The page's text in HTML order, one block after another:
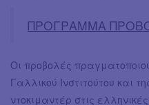
ΠΡΟΓΡΑΜΜΑ
Οι προβολές
Γαλλικού Ινστιτούτου και
ντοκιμαντέρ στις